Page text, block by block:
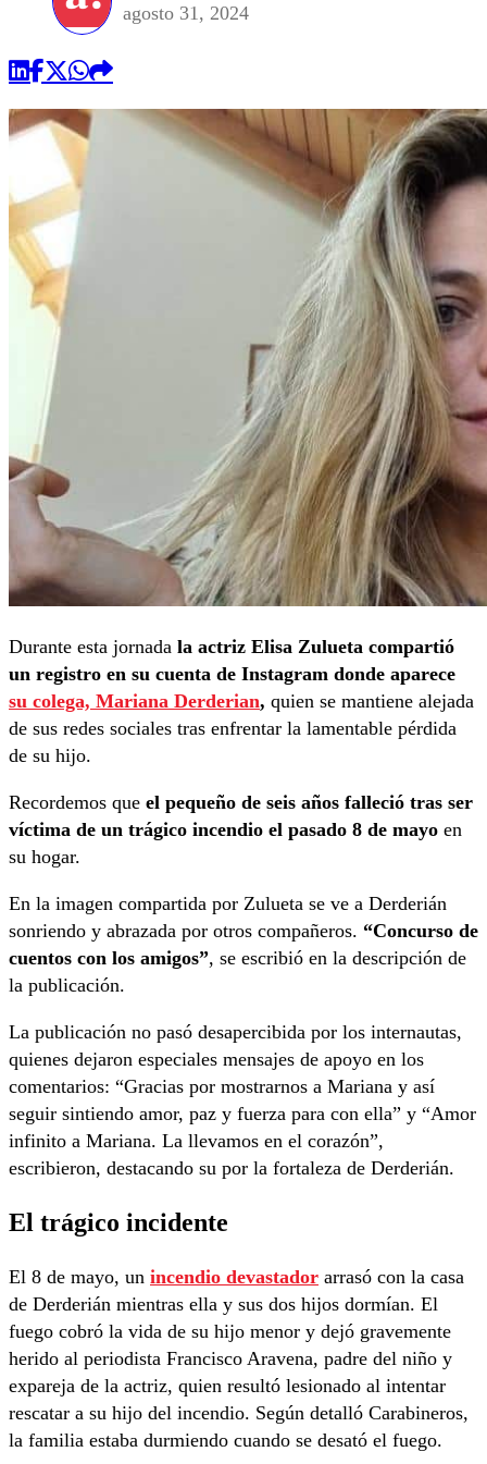
agosto 31, 2024
Durante esta jornada la actriz Elisa Zulueta compartió
un registro en su cuenta de Instagram donde aparece
su colega, Mariana Derderian, quien se mantiene alejada
de sus redes sociales tras enfrentar la lamentable pérdida
de su hijo.
Recordemos que el pequeño de seis años falleció tras ser
víctima de un trágico incendio el pasado 8 de mayo en
su hogar.
En la imagen compartida por Zulueta se ve a Derderián
sonriendo y abrazada por otros compañeros. “Concurso de
cuentos con los amigos”, se escribió en la descripción de
la publicación.
La publicación no pasó desapercibida por los internautas,
quienes dejaron especiales mensajes de apoyo en los
comentarios: “Gracias por mostrarnos a Mariana y así
seguir sintiendo amor, paz y fuerza para con ella” y “Amor
infinito a Mariana. La llevamos en el corazón”,
escribieron, destacando su por la fortaleza de Derderián.
El trágico incidente
El 8 de mayo, un incendio devastador arrasó con la casa
de Derderián mientras ella y sus dos hijos dormían. El
fuego cobró la vida de su hijo menor y dejó gravemente
herido al periodista Francisco Aravena, padre del niño y
expareja de la actriz, quien resultó lesionado al intentar
rescatar a su hijo del incendio. Según detalló Carabineros,
la familia estaba durmiendo cuando se desató el fuego.